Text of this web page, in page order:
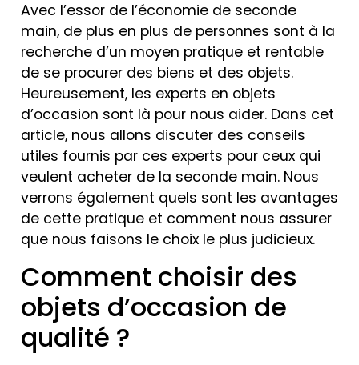
Avec l’essor de l’économie de seconde
main, de plus en plus de personnes sont à la
recherche d’un moyen pratique et rentable
de se procurer des biens et des objets.
Heureusement, les experts en objets
d’occasion sont là pour nous aider. Dans cet
article, nous allons discuter des conseils
utiles fournis par ces experts pour ceux qui
veulent acheter de la seconde main. Nous
verrons également quels sont les avantages
de cette pratique et comment nous assurer
que nous faisons le choix le plus judicieux.
Comment choisir des
objets d’occasion de
qualité ?